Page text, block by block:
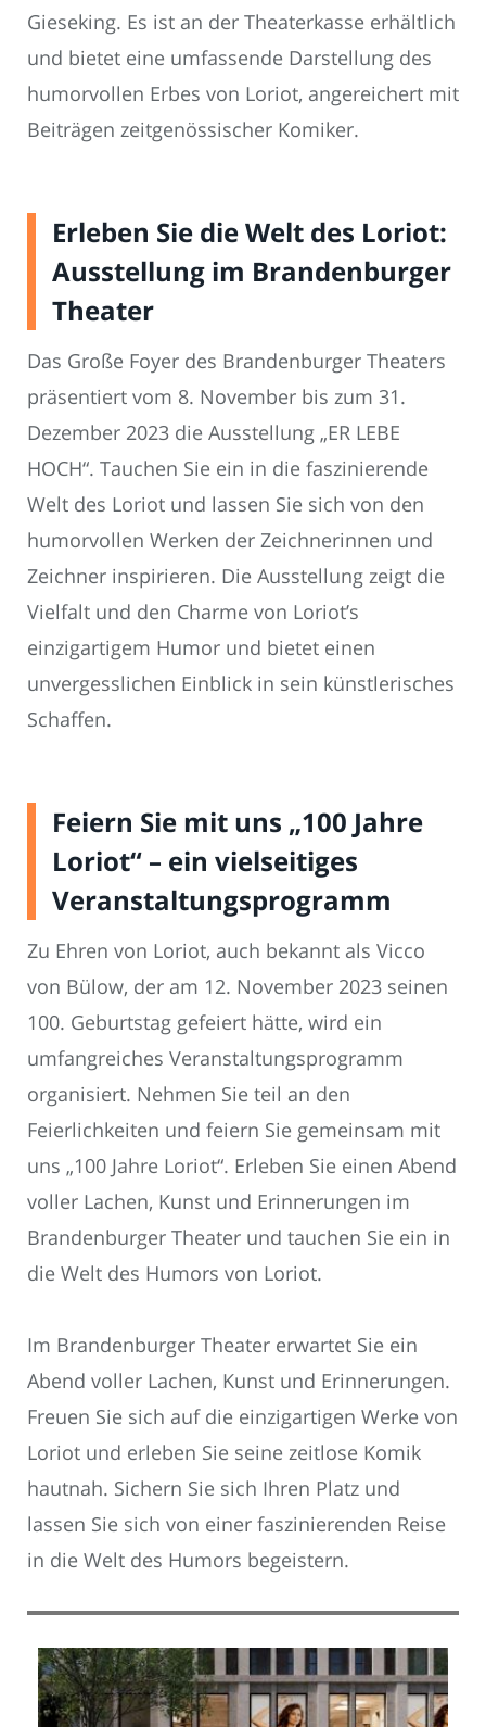
Gieseking. Es ist an der Theaterkasse erhältlich
und bietet eine umfassende Darstellung des
humorvollen Erbes von Loriot, angereichert mit
Beiträgen zeitgenössischer Komiker.
Erleben Sie die Welt des Loriot:
Ausstellung im Brandenburger
Theater
Das Große Foyer des Brandenburger Theaters
präsentiert vom 8. November bis zum 31.
Dezember 2023 die Ausstellung „ER LEBE
HOCH“. Tauchen Sie ein in die faszinierende
Welt des Loriot und lassen Sie sich von den
humorvollen Werken der Zeichnerinnen und
Zeichner inspirieren. Die Ausstellung zeigt die
Vielfalt und den Charme von Loriot’s
einzigartigem Humor und bietet einen
unvergesslichen Einblick in sein künstlerisches
Schaffen.
Feiern Sie mit uns „100 Jahre
Loriot“ – ein vielseitiges
Veranstaltungsprogramm
Zu Ehren von Loriot, auch bekannt als Vicco
von Bülow, der am 12. November 2023 seinen
100. Geburtstag gefeiert hätte, wird ein
umfangreiches Veranstaltungsprogramm
organisiert. Nehmen Sie teil an den
Feierlichkeiten und feiern Sie gemeinsam mit
uns „100 Jahre Loriot“. Erleben Sie einen Abend
voller Lachen, Kunst und Erinnerungen im
Brandenburger Theater und tauchen Sie ein in
die Welt des Humors von Loriot.
Im Brandenburger Theater erwartet Sie ein
Abend voller Lachen, Kunst und Erinnerungen.
Freuen Sie sich auf die einzigartigen Werke von
Loriot und erleben Sie seine zeitlose Komik
hautnah. Sichern Sie sich Ihren Platz und
lassen Sie sich von einer faszinierenden Reise
in die Welt des Humors begeistern.